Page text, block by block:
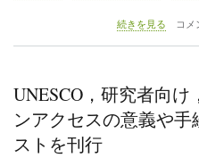
特
ー
ト
「ロ
シ
続きを見る コメ
UNESCO，研究者向
ンアクセスの意義や
ストを刊行